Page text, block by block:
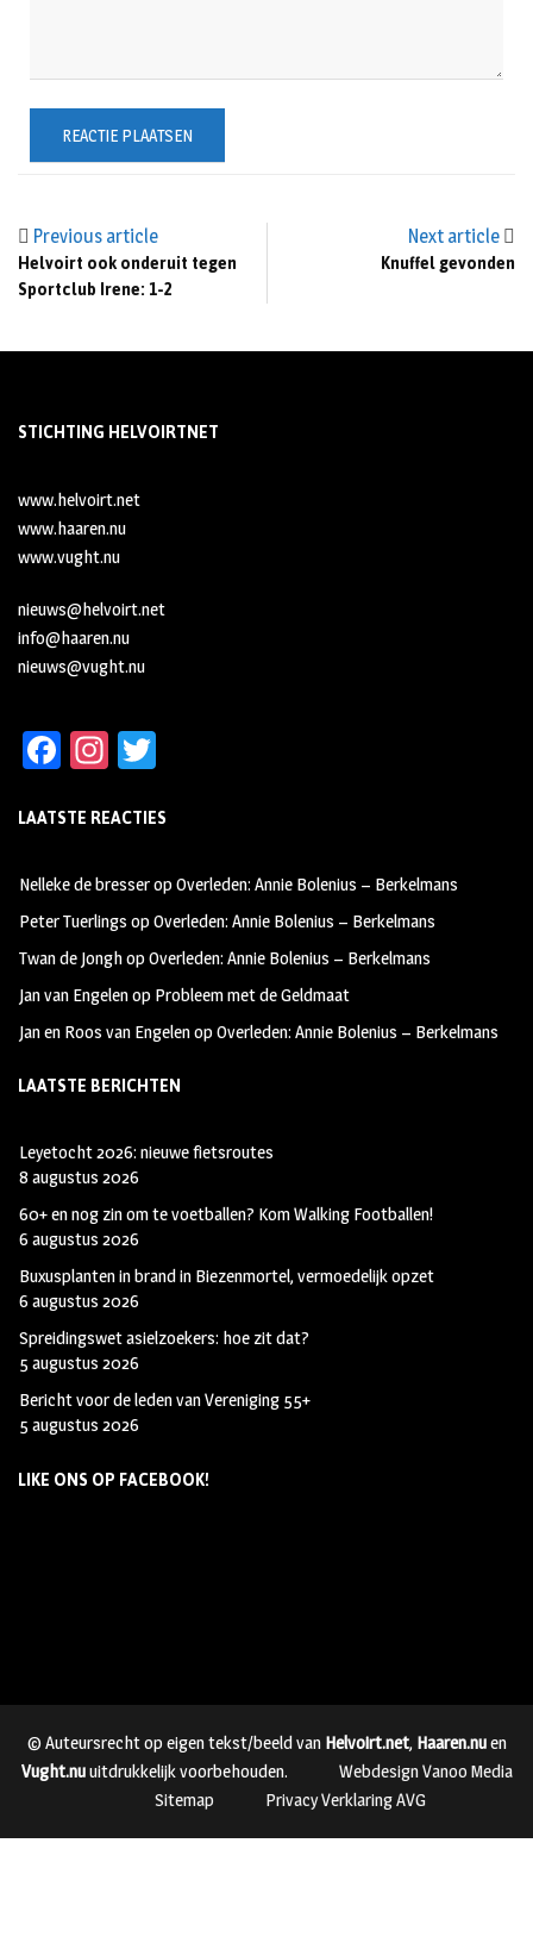
Previous article
Helvoirt ook onderuit tegen
Sportclub Irene: 1-2
Next article
Knuffel gevonden
STICHTING HELVOIRTNET
www.helvoirt.net
www.haaren.nu
www.vught.nu
nieuws@helvoirt.net
info@haaren.nu
nieuws@vught.nu
Fa
b
oo
k
In
ag
m
tt
LAATSTE REACTIES
Nelleke de bresseropOverleden: Annie Bolenius – Berkelmans
Peter Tuerlings opOverleden: Annie Bolenius – Berkelmans
Twan de JonghopOverleden: Annie Bolenius – Berkelmans
Jan van Engelenop Probleem met de Geldmaat
Jan en Roos van EngelenopOverleden: Annie Bolenius – Berkelmans
LAATSTE BERICHTEN
Leyetocht 2026: nieuwe fietsroutes
8 augustus 2026
60+ en nog zin om te voetballen? Kom Walking Footballen!
6 augustus 2026
Buxusplanten in brand in Biezenmortel, vermoedelijk opzet
6 augustus 2026
Spreidingswet asielzoekers: hoe zit dat?
5 augustus 2026
Bericht voor de leden van Vereniging 55+
5 augustus 2026
LIKE ONS OP FACEBOOK!
© Auteursrecht op eigen tekst/beeld van Helvoirt.net, Haaren.nuen
Vught.nuuitdrukkelijk voorbehouden.
Webdesign Vanoo Media
Sitemap
Privacy Verklaring AVG